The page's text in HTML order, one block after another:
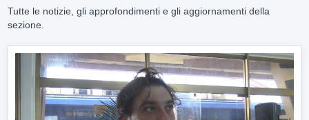
Tutte le notizie, gli approfondimenti e gli aggiornamenti della
sezione.